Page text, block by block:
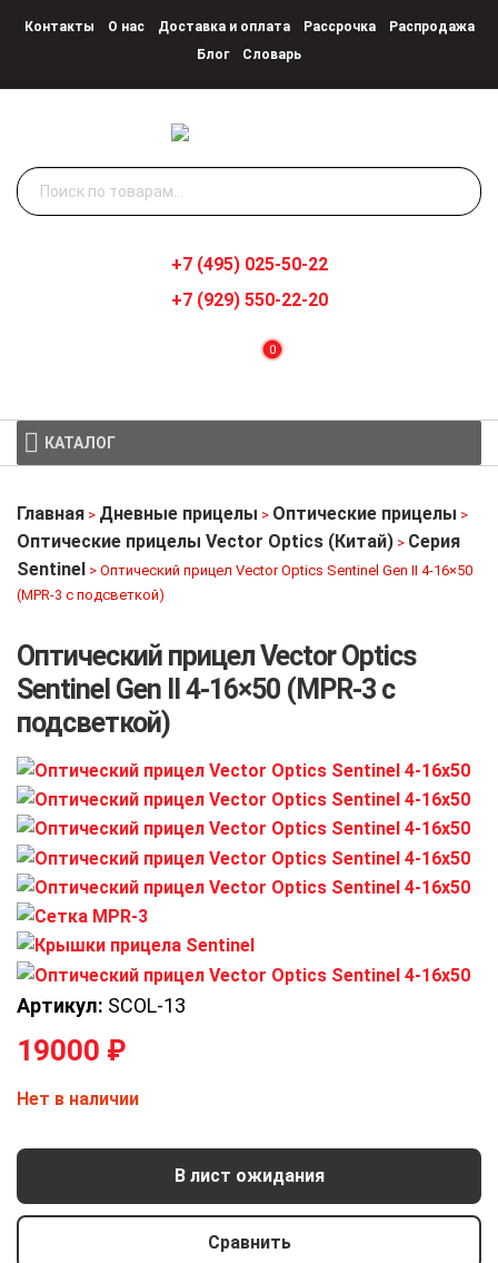
Контакты О нас Доставка и оплата Рассрочка
Распродажа
Блог
Словарь
Искать:
0
+7 (495) 025-50-22
+7 (929) 550-22-20
КАТАЛОГ
Главная > Дневные прицелы > Оптические прицелы >
Оптические прицелы Vector Optics (Китай) > Серия
Sentinel > Оптический прицел Vector Optics Sentinel Gen II 4-16×50
(MPR-3 с подсветкой)
Оптический прицел Vector Optics
Sentinel Gen II 4-16×50 (MPR-3 с
подсветкой)
Артикул: SCOL-13
19000 ₽
Нет в наличии
В лист ожидания
Сравнить